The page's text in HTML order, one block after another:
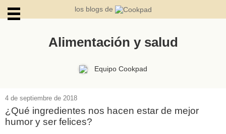
los blogs de
Alimentación y salud
Equipo Cookpad
4 de septiembre de 2018
¿Qué ingredientes nos hacen estar de mejor
humor y ser felices?